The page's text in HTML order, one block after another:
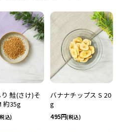
鮭(さけ)そ
約35g
込)
バナナチップス S 20
g
495 (税込)